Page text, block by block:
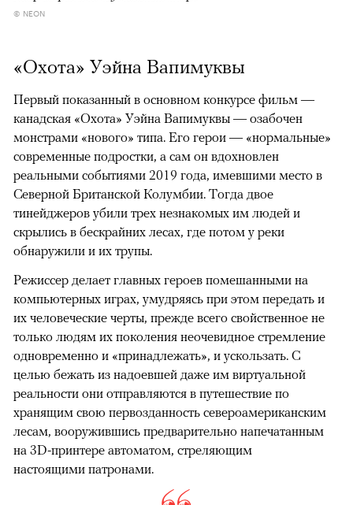
© NEON
«Охота» Уэйна Вапимуквы
Первый показанный в основном конкурсе фильм —
канадская «Охота» Уэйна Вапимуквы — озабочен
монстрами «нового» типа. Его герои — «нормальные»
современные подростки, а сам он вдохновлен
реальными событиями 2019 года, имевшими место в
Северной Британской Колумбии. Тогда двое
тинейджеров убили трех незнакомых им людей и
скрылись в бескрайних лесах, где потом у реки
обнаружили и их трупы.
Режиссер делает главных героев помешанными на
компьютерных играх, умудряясь при этом передать и
их человеческие черты, прежде всего свойственное не
только людям их поколения неочевидное стремление
одновременно и «принадлежать», и ускользать. С
целью бежать из надоевшей даже им виртуальной
реальности они отправляются в путешествие по
хранящим свою первозданность североамериканским
лесам, вооружившись предварительно напечатанным
на 3D-принтере автоматом, стреляющим
настоящими патронами.